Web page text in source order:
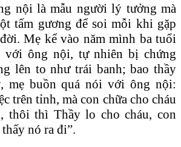
nội là mẫu người lý tưởng mà
tấm gương để soi mỗi khi gặp
Mẹ kể vào năm mình ba tuổi
với ông nội, tự nhiên bị chứng
lên to như trái banh; bao thầy
mẹ buồn quá nói với ông nội:
trên tỉnh, mà con chữa cho cháu
thôi thì Thầy lo cho cháu, con
nó ra đi”.